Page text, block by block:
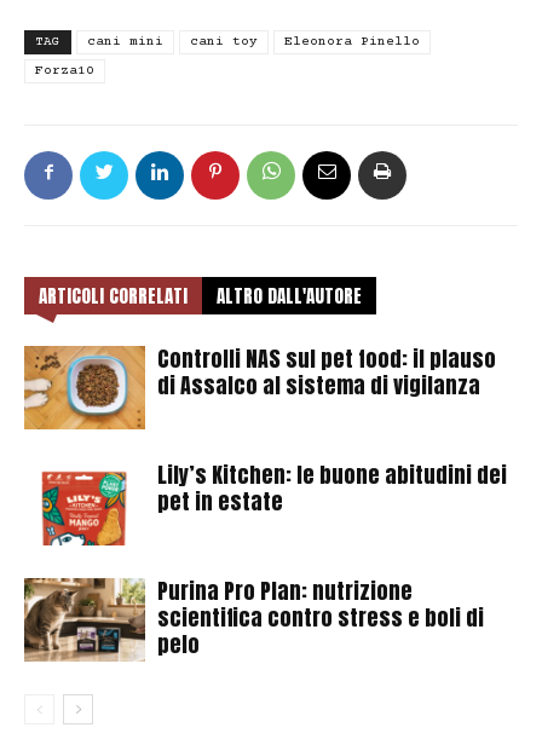
TAG cani mini cani toy
Eleonora Pinello
Forza10
ARTICOLI CORRELATI ALTRO DALL'AUTORE
Controlli NAS sul pet food: il plauso
di Assalco al sistema di vigilanza
Lily’s Kitchen: le buone abitudini dei
pet in estate
Purina Pro Plan: nutrizione
scientifica contro stress e boli di
pelo